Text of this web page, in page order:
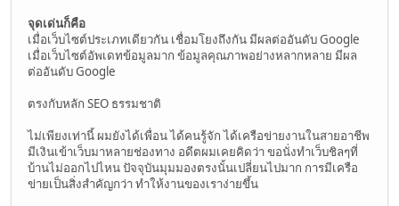
จุดเด่นก็คือ
เมื่อเว็บไซต์ประเภทเดียวกัน เชื่อมโยงถึงกัน มีผลต่ออันดับ Google
เมื่อเว็บไซต์อัพเดทข้อมูลมาก ข้อมูลคุณภาพอย่างหลากหลาย มีผล
ต่ออันดับ Google
ตรงกับหลัก SEO ธรรมชาติ
ไม่เพียงเท่านี้ ผมยังได้เพื่อน ได้คนรู้จัก ได้เครือข่ายงานในสายอาชีพ
มีเงินเข้าเว็บมาหลายช่องทาง อดีตผมเคยคิดว่า ขอนั่งทำเว็บชิลๆที่
บ้านไม่ออกไปไหน ปัจจุบันมุมมองตรงนั้นเปลี่ยนไปมาก การมีเครือ
ข่ายเป็นสิ่งสำคัญกว่า ทำให้งานของเราง่ายขึ้น